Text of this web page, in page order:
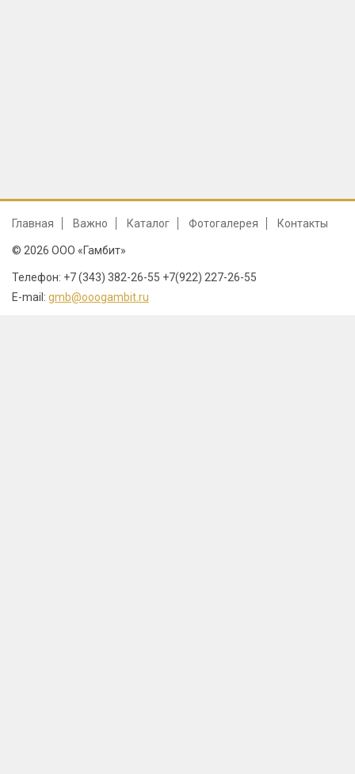
Главная Важно Каталог Фотогалерея Контакты
© 2026 ООО «Гамбит»
Телефон: +7 (343) 382-26-55 +7(922) 227-26-55
E-mail: gmb@ooogambit.ru